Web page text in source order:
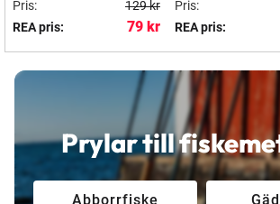
Pris:
129 kr
REA pris:
79 kr
Pris:
REA pris:
Prylar till
Abborrfiske